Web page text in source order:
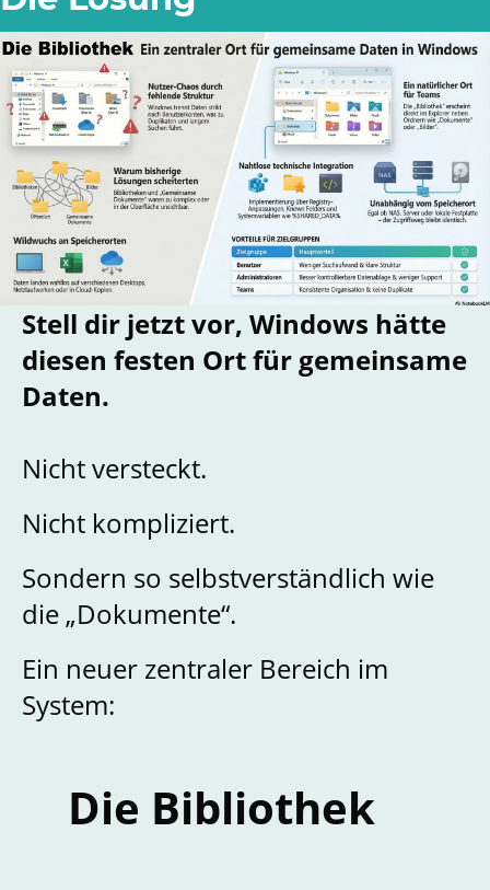
Stell dir jetzt vor, Windows hätte
diesen festen Ort für gemeinsame
Daten.
Nicht versteckt.
Nicht kompliziert.
Sondern so selbstverständlich wie
die „Dokumente“.
Ein neuer zentraler Bereich im
System:
Die Bibliothek